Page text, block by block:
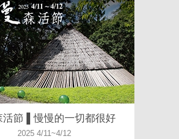
活節 ▌慢慢的一切都很好
2025 4/11~4/12